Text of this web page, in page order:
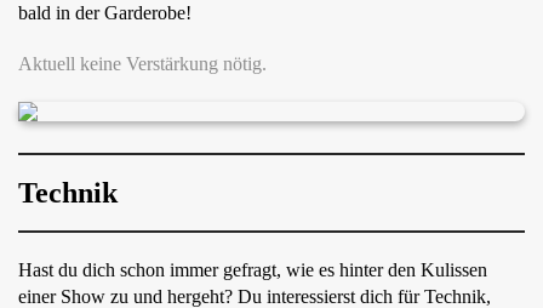
bald in der Garderobe!
Aktuell keine Verstärkung nötig.
Technik
Hast du dich schon immer gefragt, wie es hinter den Kulissen
einer Show zu und hergeht? Du interessierst dich für Technik,